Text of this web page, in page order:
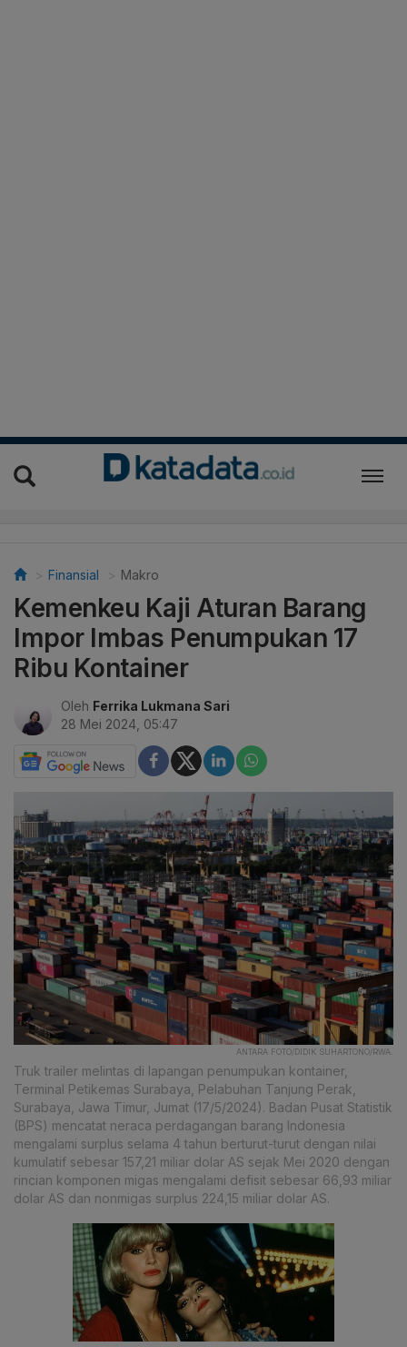
Finansial Makro
Kemenkeu Kaji Aturan Barang
Impor Imbas Penumpukan 17
Ribu Kontainer
Oleh Ferrika Lukmana Sari
28 Mei 2024, 05:47
ANTARA FOTO/DIDIK SUHARTONO/RWA.
Truk trailer melintas di lapangan penumpukan kontainer,
Terminal Petikemas Surabaya, Pelabuhan Tanjung Perak,
Surabaya, Jawa Timur, Jumat (17/5/2024). Badan Pusat Statistik
(BPS) mencatat neraca perdagangan barang Indonesia
mengalami surplus selama 4 tahun berturut-turut dengan nilai
kumulatif sebesar 157,21 miliar dolar AS sejak Mei 2020 dengan
rincian komponen migas mengalami defisit sebesar 66,93 miliar
dolar AS dan nonmigas surplus 224,15 miliar dolar AS.